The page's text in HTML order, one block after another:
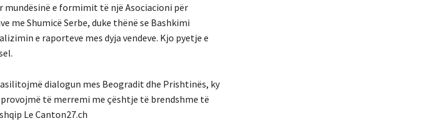
e formimit të një Asociacioni për
me Shumicë Serbe, duke thënë se Bashkimi
e raporteve mes dyja vendeve. Kjo pyetje e
dialogun mes Beogradit dhe Prishtinës, ky
të merremi me çështje të brendshme të
Le Canton27.ch